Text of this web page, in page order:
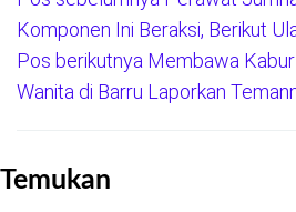
Navigasi
pos
Komponen Ini Beraksi, Berikut
Pos berikutnya Membawa
Wanita di Barru Laporkan
Temukan